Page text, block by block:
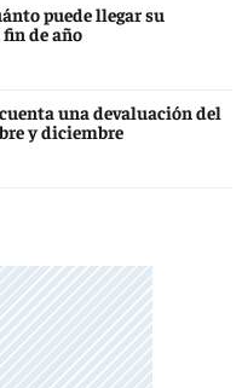
puede llegar su
de año
una devaluación del
y diciembre